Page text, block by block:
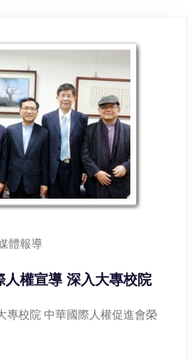
體報導
人權宣導 深入大專校院
專校院 中華國際人權促進會榮